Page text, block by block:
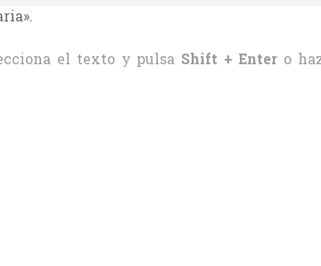
el texto y pulsa Shift + Enter o